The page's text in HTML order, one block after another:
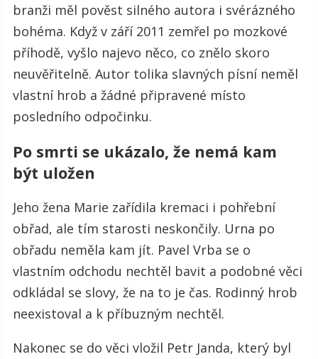
branži měl pověst silného autora i svérázného
bohéma. Když v září 2011 zemřel po mozkové
příhodě, vyšlo najevo něco, co znělo skoro
neuvěřitelně. Autor tolika slavných písní neměl
vlastní hrob a žádné připravené místo
posledního odpočinku.
Po smrti se ukázalo, že nemá kam
být uložen
Jeho žena Marie zařídila kremaci i pohřební
obřad, ale tím starosti neskončily. Urna po
obřadu neměla kam jít. Pavel Vrba se o
vlastním odchodu nechtěl bavit a podobné věci
odkládal se slovy, že na to je čas. Rodinný hrob
neexistoval a k příbuzným nechtěl.
Nakonec se do věci vložil Petr Janda, který byl